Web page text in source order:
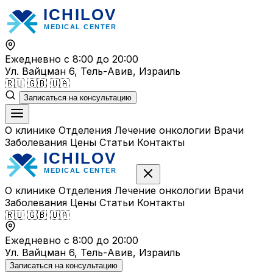
Перейти
к
содержимому
Ежедневно с 8:00 до 20:00
Ул. Вайцман 6, Тель-Авив, Израиль
🇷🇺 🇬🇧 🇺🇦
Записаться на консультацию
О клинике Отделения Лечение онкологии Врачи
Заболевания Цены Статьи Контакты
О клинике Отделения Лечение онкологии Врачи
Заболевания Цены Статьи Контакты
🇷🇺 🇬🇧 🇺🇦
Ежедневно с 8:00 до 20:00
Ул. Вайцман 6, Тель-Авив, Израиль
Записаться на консультацию